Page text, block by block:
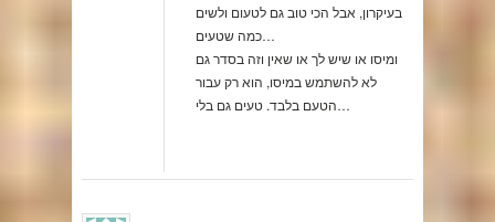
בעיקרון, אבל הכי טוב גם לטעום ולשים
כמה שטעים…
ומיסו או שיש לך או שאין וזה בסדר גם
לא להשתמש במיסו, הוא רק עבור
הטעם בלבד. טעים גם בלי…